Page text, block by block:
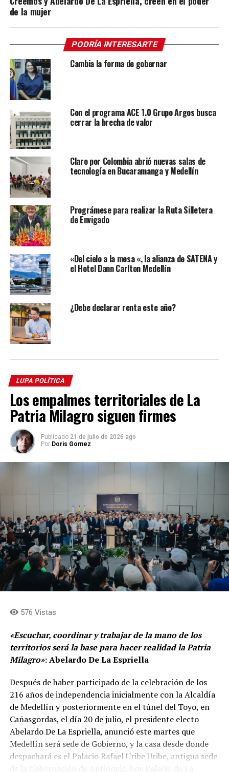
de la mujer
PODRÍA INTERESARTE
Cambia la forma de gobernar
Con el programa ACE 1.0 Grupo Argos busca
cerrar la brecha de valor
Claro por Colombia abrió nuevas salas de
tecnología en Bucaramanga y Medellín
Prográmese para realizar la Ruta Silletera
de Envigado
«Del cielo a la mesa «, la alianza de SATENA y
el Hotel Dann Carlton Medellín
¿Debe declarar renta este año?
LUPA POLÍTICA
Los empalmes territoriales de La
Patria Milagro siguen firmes
Publicado 21 de julio de 2026 ago
Por Doris Gomez
576 Vistas
«Escuchar, coordinar y trabajar de la mano de los
territorios será la base para hacer realidad la Patria
Milagro»: Abelardo De La Espriella
Después de haber participado de la celebración de los
216 años de independencia inicialmente con la Alcaldía
de Medellín y posteriormente en el túnel del Toyo, en
Cañasgordas, el día 20 de julio, el presidente electo
Abelardo De La Espriella, anunció este martes que
Medellín será sede de Gobierno, y la casa desde donde
despachará es el Palacio Rafael Uribe Uribe, antigua sede